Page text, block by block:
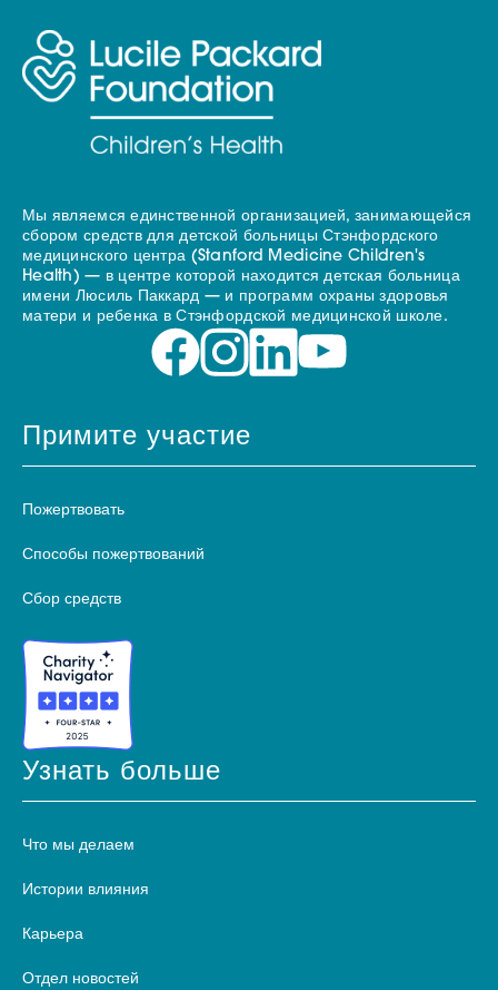
Мы являемся единственной организацией, занимающейся
сбором средств для детской больницы Стэнфордского
медицинского центра (Stanford Medicine Children's
Health) — в центре которой находится детская больница
имени Люсиль Паккард — и программ охраны здоровья
матери и ребенка в Стэнфордской медицинской школе.
Примите участие
Пожертвовать
Способы пожертвований
Сбор средств
Узнать больше
Что мы делаем
Истории влияния
Карьера
Отдел новостей